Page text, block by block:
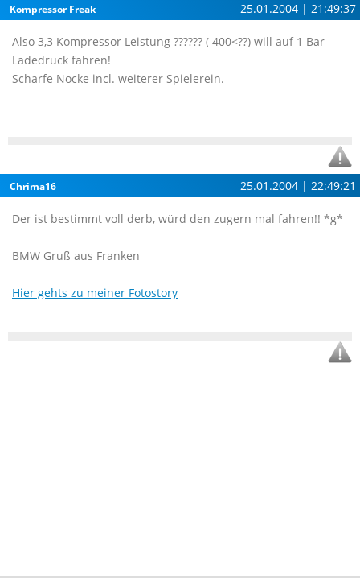
Kompressor Freak 25.01.2004 | 21:49:37
Also 3,3 Kompressor Leistung ?????? ( 400<??) will auf 1 Bar
Ladedruck fahren!
Scharfe Nocke incl. weiterer Spielerein.
Chrima16 25.01.2004 | 22:49:21
Der ist bestimmt voll derb, würd den zugern mal fahren!! *g*
BMW Gruß aus Franken
Hier gehts zu meiner Fotostory